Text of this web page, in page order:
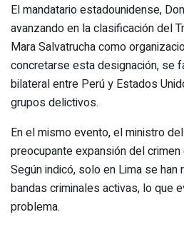
El mandatario estadounidense,
avanzando en la clasificación del
Mara Salvatrucha como
concretarse esta designación, se
bilateral entre Perú y Estados
grupos delictivos.
En el mismo evento, el ministro
preocupante expansión del
Según indicó, solo en Lima se
bandas criminales activas, lo que
problema.